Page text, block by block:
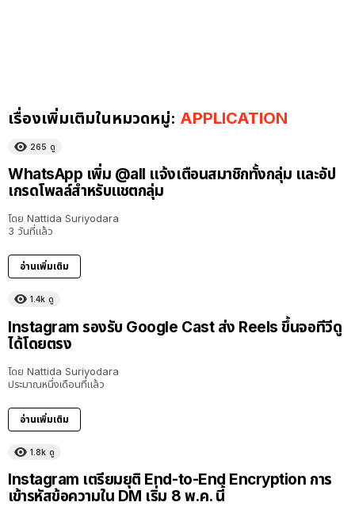
เรื่องเพิ่มเติมในหมวดหมู่: APPLICATION
265 ดู
WhatsApp เพิ่ม @all แจ้งเตือนสมาชิกทั้งกลุ่ม และอัป
เกรดโพลล์สำหรับแชตกลุ่ม
โดย Nattida Suriyodara
3 วันที่แล้ว
อ่านเพิ่มเติม
1.4k ดู
Instagram รองรับ Google Cast ส่ง Reels ขึ้นจอทีวีดู
ได้โดยตรง
โดย Nattida Suriyodara
ประมาณหนึ่งเดือนที่แล้ว
อ่านเพิ่มเติม
1.8k ดู
Instagram เตรียมยุติ End-to-End Encryption การ
เข้ารหัสข้อความใน DM เริ่ม 8 พ.ค. นี้